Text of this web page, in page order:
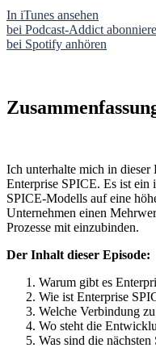
In iTunes ansehen
bei Podcast-Addict
bei Spotify anhören
Ich unterhalte mich in dieser
Enterprise SPICE. Es ist ein
SPICE-Modells auf eine
Unternehmen einen
Prozesse mit einzubinden.
Der Inhalt dieser Episode:
Warum gibt es
Wie ist Enterprise
Welche Verbindung
Wo steht die
Was sind die nächsten